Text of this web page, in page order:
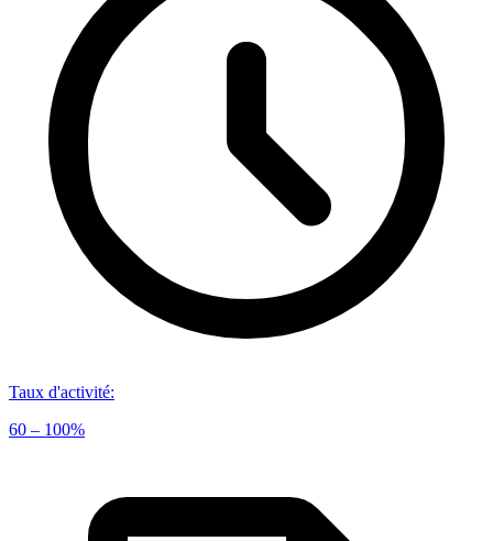
Taux d'activité:
60 – 100%